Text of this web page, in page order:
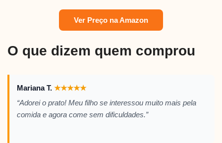
Ver Preço na Amazon
O que dizem quem comprou
Mariana T. ★★★★★
“Adorei o prato! Meu filho se interessou muito mais pela
comida e agora come sem dificuldades.”